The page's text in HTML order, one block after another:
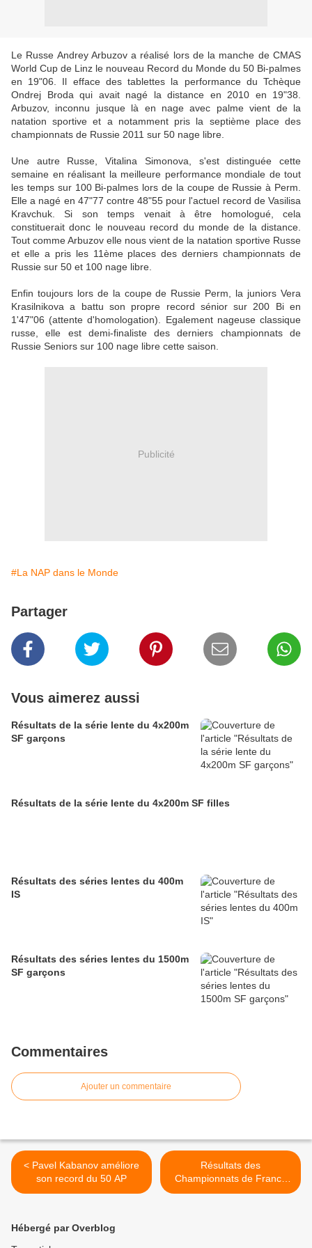
Le Russe Andrey Arbuzov a réalisé lors de la manche de CMAS
World Cup de Linz le nouveau Record du Monde du 50 Bi-palmes
en 19"06. Il efface des tablettes la performance du Tchèque
Ondrej Broda qui avait nagé la distance en 2010 en 19"38.
Arbuzov, inconnu jusque là en nage avec palme vient de la
natation sportive et a notamment pris la septième place des
championnats de Russie 2011 sur 50 nage libre.
Une autre Russe, Vitalina Simonova, s'est distinguée cette
semaine en réalisant la meilleure performance mondiale de tout
les temps sur 100 Bi-palmes lors de la coupe de Russie à Perm.
Elle a nagé en 47"77 contre 48"55 pour l'actuel record de Vasilisa
Kravchuk. Si son temps venait à être homologué, cela
constituerait donc le nouveau record du monde de la distance.
Tout comme Arbuzov elle nous vient de la natation sportive Russe
et elle a pris les 11ème places des derniers championnats de
Russie sur 50 et 100 nage libre.
Enfin toujours lors de la coupe de Russie Perm, la juniors Vera
Krasilnikova a battu son propre record sénior sur 200 Bi en
1'47"06 (attente d'homologation). Egalement nageuse classique
russe, elle est demi-finaliste des derniers championnats de
Russie Seniors sur 100 nage libre cette saison.
Publicité
#La NAP dans le Monde
Partager
Vous aimerez aussi
Résultats de la série lente du 4x200m
SF garçons
Résultats de la série lente du 4x200m SF filles
Résultats des séries lentes du 400m
IS
Résultats des séries lentes du 1500m
SF garçons
Commentaires
Ajouter un commentaire
< Pavel Kabanov améliore
son record du 50 AP
Résultats des
Championnats de France
2011, Montluçon >
Hébergé par Overblog